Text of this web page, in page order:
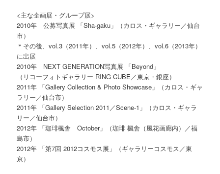
<主な企画展・グループ展>
2010年 公募写真展 「Sha-gaku」（カロス・ギャラリー／仙台
市）
＊その後、vol.3（2011年）、vol.5（2012年）、vol.6（2013年）
に出展
2010年 NEXT GENERATION写真展 「Beyond」
（リコーフォトギャラリー RING CUBE／東京・銀座）
2011年 「Gallery Collection & Photo Showcase」（カロス・ギャ
ラリー／仙台市）
2011年 「Gallery Selection 2011／Scene-1」（カロス・ギャラ
リー／仙台市）
2012年 「珈琲楓舎 October」（珈琲 楓舎（風花画廊内）／福
島市）
2012年 「第7回 2012コスモス展」（ギャラリーコスモス／東
京）